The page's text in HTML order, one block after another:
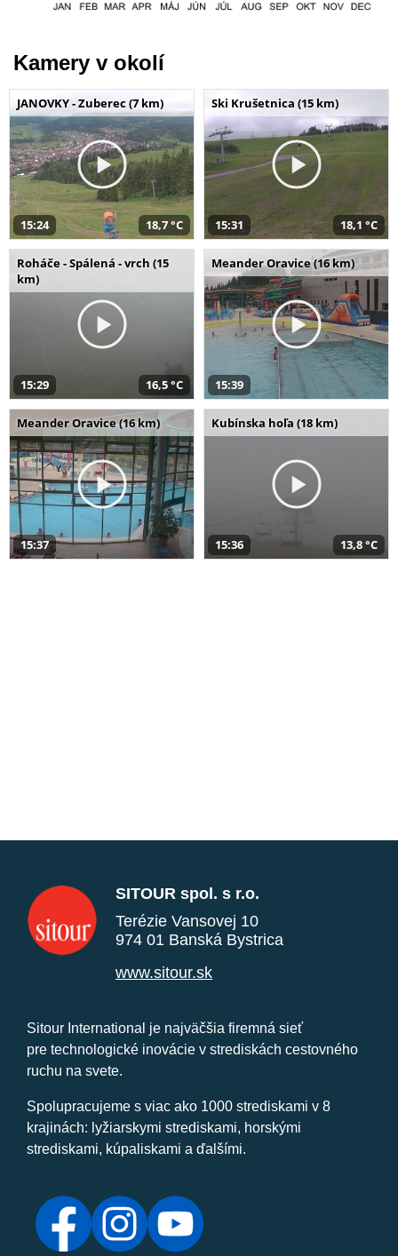
Kamery v okolí
JANOVKY - Zuberec (7 km)
15:24 18,7 °C
Ski Krušetnica (15 km)
15:31 18,1 °C
Roháče - Spálená - vrch (15
km)
15:29 16,5 °C
Meander Oravice (16 km)
15:39
Meander Oravice (16 km)
15:37
Kubínska hoľa (18 km)
15:36 13,8 °C
SITOUR spol. s r.o.
Terézie Vansovej 10
974 01 Banská Bystrica
www.sitour.sk
Sitour International je najväčšia firemná sieť
pre technologické inovácie v strediskách cestovného
ruchu na svete.
Spolupracujeme s viac ako 1000 strediskami v 8
krajinách: lyžiarskymi strediskami, horskými
strediskami, kúpaliskami a ďalšími.